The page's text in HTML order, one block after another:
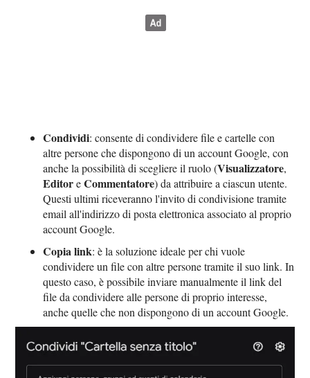
Condividi: consente di condividere file e cartelle con
altre persone che dispongono di un account Google, con
anche la possibilità di scegliere il ruolo (Visualizzatore,
EditoreCommentatore) da attribuire a ciascun utente.
Questi ultimi riceveranno l'invito di condivisione tramite
email all'indirizzo di posta elettronica associato al proprio
account Google.
Copia link: è la soluzione ideale per chi vuole
condividere un file con altre persone tramite il suo link. In
questo caso, è possibile inviare manualmente il link del
file da condividere alle persone di proprio interesse,
anche quelle che non dispongono di un account Google.